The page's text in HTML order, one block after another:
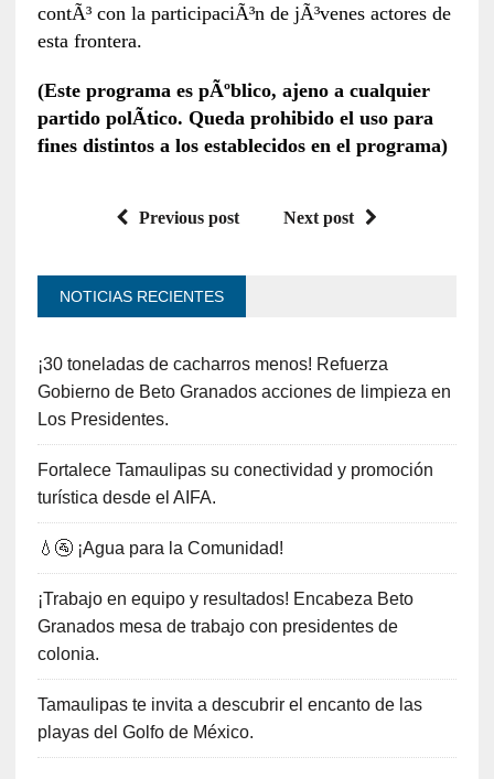
contÃ³ con la participaciÃ³n de jÃ³venes actores de
esta frontera.
(Este programa es pÃºblico, ajeno a cualquier
partido polÃ­tico. Queda prohibido el uso para
fines distintos a los establecidos en el programa)
Previous post Next post
NOTICIAS RECIENTES
¡30 toneladas de cacharros menos! Refuerza
Gobierno de Beto Granados acciones de limpieza en
Los Presidentes.
Fortalece Tamaulipas su conectividad y promoción
turística desde el AIFA.
💧🚰 ¡Agua para la Comunidad!
¡Trabajo en equipo y resultados! Encabeza Beto
Granados mesa de trabajo con presidentes de
colonia.
Tamaulipas te invita a descubrir el encanto de las
playas del Golfo de México.